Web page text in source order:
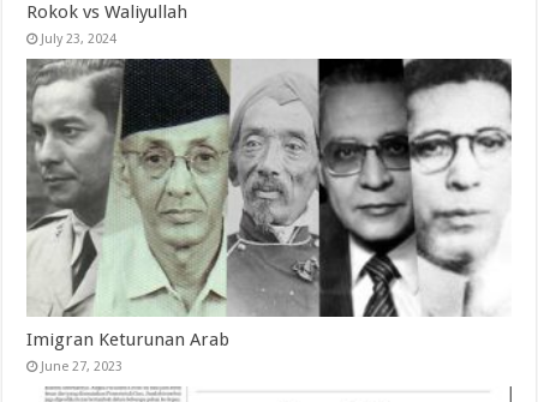
Rokok vs Waliyullah
July 23, 2024
Imigran Keturunan Arab
June 27, 2023